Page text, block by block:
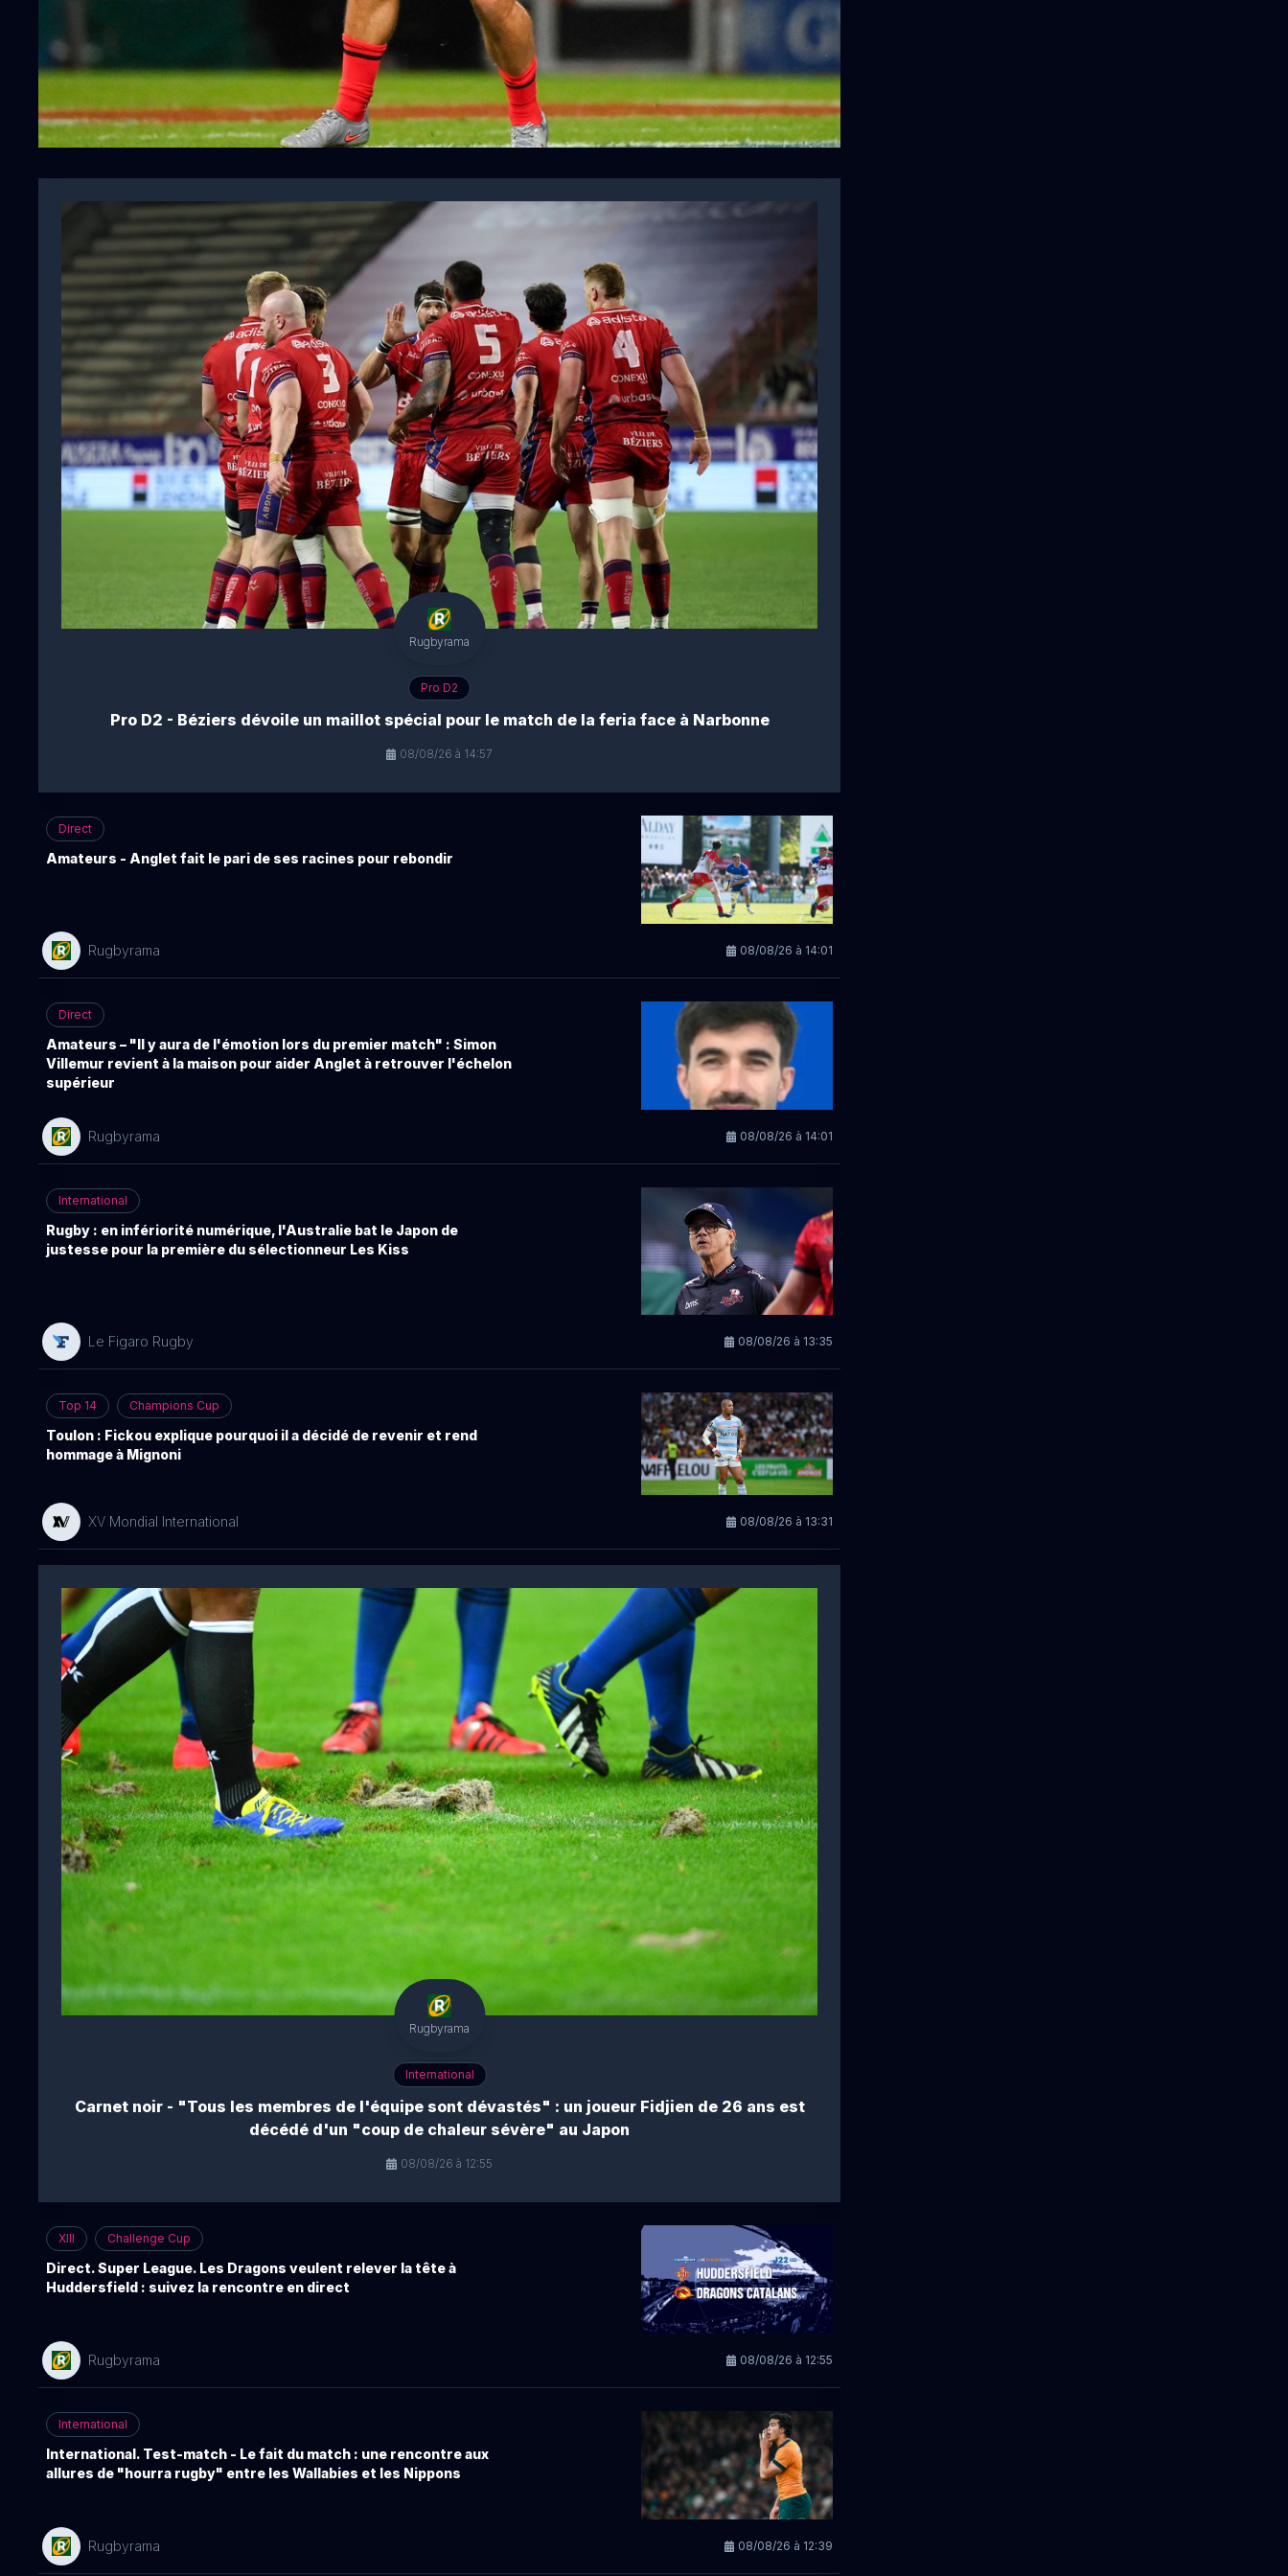
Rugby : «Cette décision a été
particulièrement difficile à prendre»,
Thomas Ramos confirme son départ de
Toulouse
Date non disponible Lire l'article
Rugbyrama
Pro D2
Pro D2 - Béziers dévoile un maillot spécial pour le match de la feria face à Narbonne
08/08/26 à 14:57
Direct
Amateurs - Anglet fait le pari de ses racines pour rebondir
Rugbyrama 08/08/26 à 14:01
Direct
Amateurs – "Il y aura de l'émotion lors du premier match" : Simon
Villemur revient à la maison pour aider Anglet à retrouver l'échelon
supérieur
Rugbyrama 08/08/26 à 14:01
International
Rugby : en infériorité numérique, l'Australie bat le Japon de
justesse pour la première du sélectionneur Les Kiss
Le Figaro Rugby 08/08/26 à 13:35
Top 14 Champions Cup
Toulon : Fickou explique pourquoi il a décidé de revenir et rend
hommage à Mignoni
XV Mondial International 08/08/26 à 13:31
Rugbyrama
International
Carnet noir - "Tous les membres de l'équipe sont dévastés" : un joueur Fidjien de 26 ans est
décédé d'un "coup de chaleur sévère" au Japon
08/08/26 à 12:55
XIII Challenge Cup
Direct. Super League. Les Dragons veulent relever la tête à
Huddersfield : suivez la rencontre en direct
Rugbyrama 08/08/26 à 12:55
International
International. Test-match - Le fait du match : une rencontre aux
allures de "hourra rugby" entre les Wallabies et les Nippons
Rugbyrama 08/08/26 à 12:39